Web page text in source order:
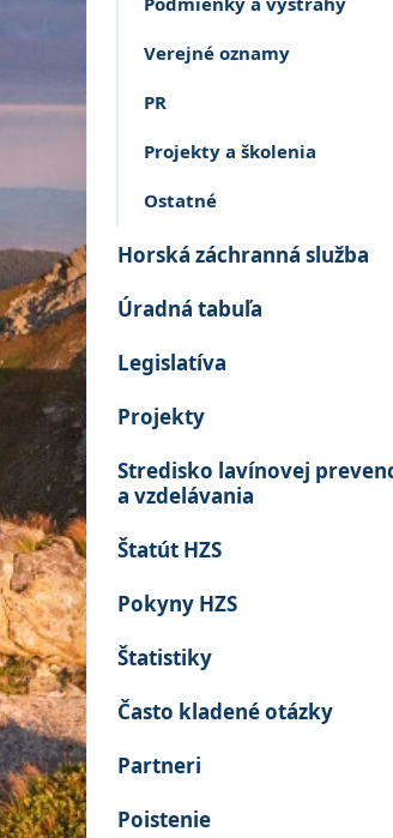
Verejné oznamy
PR
Projekty a školenia
Ostatné
Horská záchranná služba
Úradná tabuľa
Legislatíva
Projekty
Stredisko lavínovej
a vzdelávania
Štatút HZS
Pokyny HZS
Štatistiky
Často kladené otázky
Partneri
Poistenie